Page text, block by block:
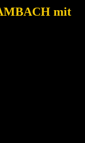
mit